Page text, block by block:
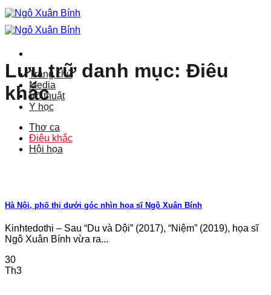
Bỏ
qua
nội
Trang chủ
Media
Võ thuật
Y học
Thơ ca
Điêu khắc
Hội họa
Lưu trữ danh mục: Điêu
khắc
Hà Nội, phố thị dưới góc nhìn họa sĩ Ngô Xuân Bính
Kinhtedothi – Sau “Du và Dội” (2017), “Niệm” (2019), họa sĩ
Ngô Xuân Bính vừa ra...
30
Th3